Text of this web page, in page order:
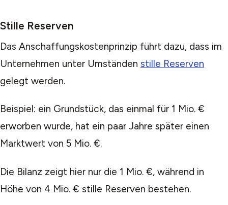
Stille Reserven
Das Anschaffungskostenprinzip führt dazu, dass im
Unternehmen unter Umständen stille Reserven
gelegt werden.
Beispiel: ein Grundstück, das einmal für 1 Mio. €
erworben wurde, hat ein paar Jahre später einen
Marktwert von 5 Mio. €.
Die Bilanz zeigt hier nur die 1 Mio. €, während in
Höhe von 4 Mio. € stille Reserven bestehen.